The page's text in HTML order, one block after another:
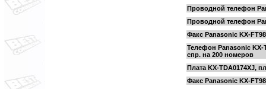
Проводной телефон
Проводной телефон
Факс Panasonic KX-
Телефон Panasonic
спр. на 200 номеров
Плата KX-TDA0174XJ,
Факс Panasonic KX-